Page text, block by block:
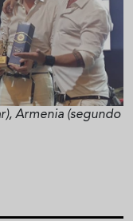
Armenia (segundo